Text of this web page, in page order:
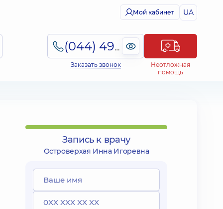
Мой кабинет UA
(044) 495-2-888
Заказать звонок
Неотложная
помощь
Запись к врачу
Островерхая Инна Игоревна